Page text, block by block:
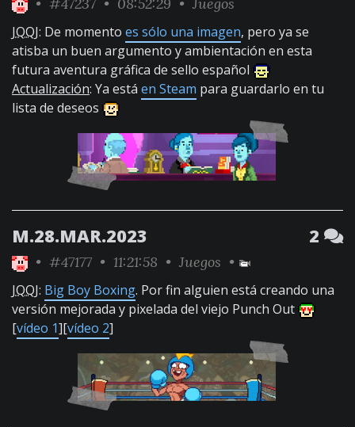
JQQJ: De momento es sólo una imagen, pero ya se
atisba un buen argumento y ambientación en esta
futura aventura gráfica de sello español
Actualización: Ya está en Steam para guardarlo en tu
lista de deseos
M.28.MAR.2023 2
• #47177 • 11:21:58 • Juegos •
JQQJ: Big Boy Boxing. Por fin alguien está creando una
versión mejorada y pixelada del viejo Punch Out
[vídeo 1][vídeo 2]